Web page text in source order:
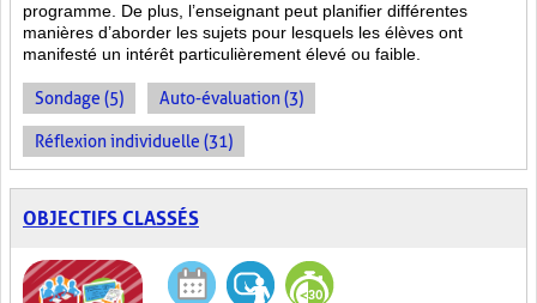
programme. De plus, l’enseignant peut planifier différentes
manières d’aborder les sujets pour lesquels les élèves ont
manifesté un intérêt particulièrement élevé ou faible.
Sondage (5) Auto-évaluation (3)
Réflexion individuelle (31)
OBJECTIFS CLASSÉS